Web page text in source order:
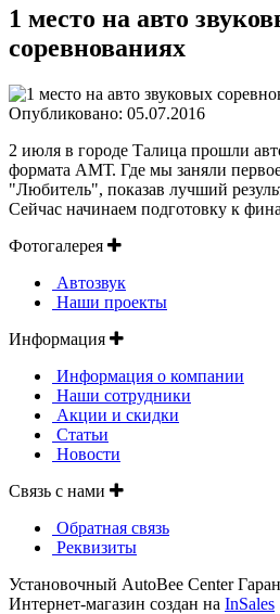
1 место на авто
соревнованиях
Опубликовано: 05.07.2016
2 июля в городе Талица прошли
формата АМТ. Где мы заняли
"Любитель", показав лучший
Сейчас начинаем подготовку к
Фотогалерея
Автозвук
Наши проекты
Информация
Информация о компании
Наши сотрудники
Акции и скидки
Статьи
Новости
Связь с нами
Обратная связь
Реквизиты
Установочный AutoBee Center
Интернет-магазин создан на InSales